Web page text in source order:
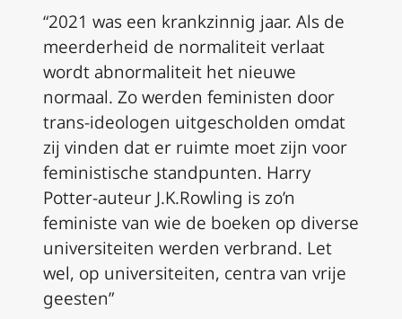
“2021 was een krankzinnig jaar. Als de
meerderheid de normaliteit verlaat
wordt abnormaliteit het nieuwe
normaal. Zo werden feministen door
trans-ideologen uitgescholden omdat
zij vinden dat er ruimte moet zijn voor
feministische standpunten. Harry
Potter-auteur J.K.Rowling is zo’n
feministe van wie de boeken op diverse
universiteiten werden verbrand. Let
wel, op universiteiten, centra van vrije
geesten”